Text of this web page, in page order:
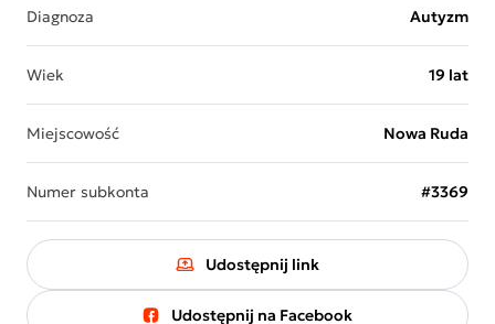
Diagnoza Autyzm
Wiek 19 lat
Miejscowość Nowa Ruda
Numer subkonta #3369
Udostępnij link
Udostępnij na Facebook